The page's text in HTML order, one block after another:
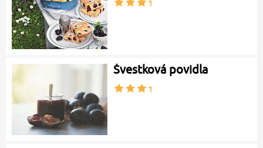
Švestková povidla